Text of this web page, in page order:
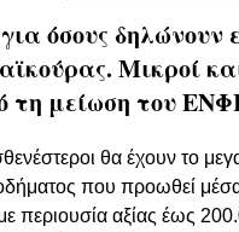
όσους δηλώνουν
Μικροί
τη μείωση του
θα έχουν το
που προωθεί
με περιουσία αξίας έως